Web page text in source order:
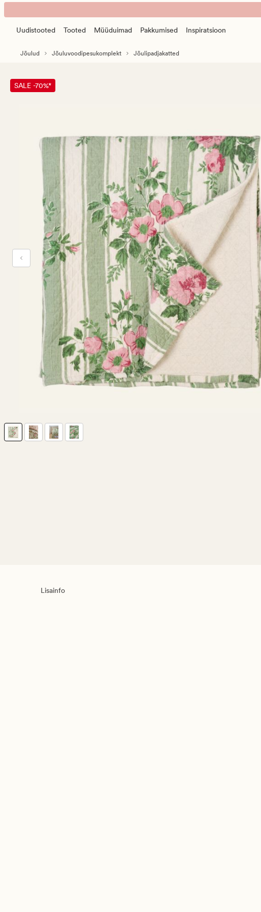
Flowerjoy
päevatekk
mitmevärviline/roheline
banner.
PressUudistooted Tooted Müüduimad Pakkumised Inspiratsioon
Jõulud Jõuluvoodipesukomplekt Jõulipadjakatted
SALE -70%*
Lisainfo